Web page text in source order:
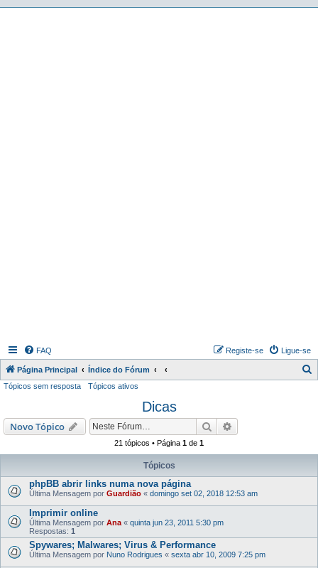
FAQ Ligue-se
Registe-se
Página Principal Índice do Fórum
i
r
Tópicos sem resposta Tópicos ativos
Dicas
Novo Tópico Pesquisar
21 tópicos • Página 1 de 1
Tópicos
phpBB abrir links numa nova página
Última Mensagem por Guardião « domingo set 02, 2018 12:53 am
Imprimir online
Última Mensagem por Ana « quinta jun 23, 2011 5:30 pm
Respostas: 1
Spywares; Malwares; Virus & Performance
Última Mensagem por Nuno Rodrigues « sexta abr 10, 2009 7:25 pm